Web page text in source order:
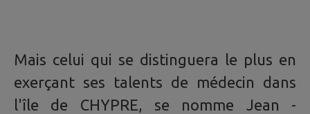
Mais celui qui se distinguera le plus en
exerçant ses talents de médecin dans
l'île de CHYPRE, se nomme Jean -